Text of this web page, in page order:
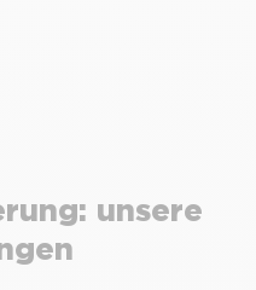
unsere